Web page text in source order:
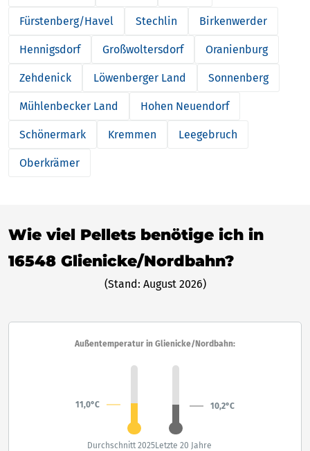
Fürstenberg/Havel Stechlin Birkenwerder
Hennigsdorf Großwoltersdorf Oranienburg
Zehdenick Löwenberger Land Sonnenberg
Mühlenbecker Land Hohen Neuendorf
Schönermark Kremmen Leegebruch
Oberkrämer
Wie viel Pellets benötige ich in
16548 Glienicke/Nordbahn?
(Stand: August 2026)
Außentemperatur in Glienicke/Nordbahn:
11,0°C 10,2°C
Durchschnitt 2025Letzte 20 Jahre